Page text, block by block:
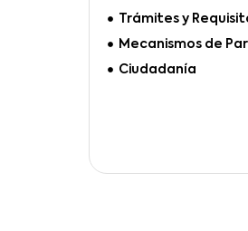
Trámites y
Mecanismos de
Ciudadanía